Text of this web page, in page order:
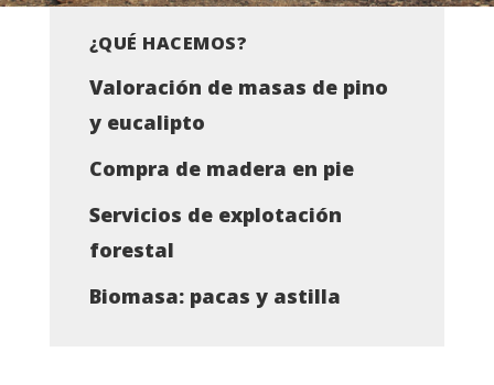
¿QUÉ HACEMOS?
Valoración de masas de pino
y eucalipto
Compra de madera en pie
Servicios de explotación
forestal
Biomasa: pacas y astilla